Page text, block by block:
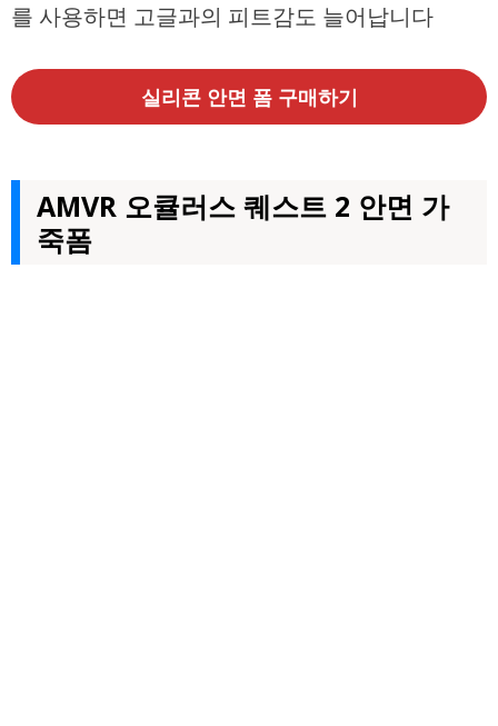
를 사용하면 고글과의 피트감도 늘어납니다
실리콘 안면 폼 구매하기
AMVR 오큘러스 퀘스트 2 안면 가
죽폼